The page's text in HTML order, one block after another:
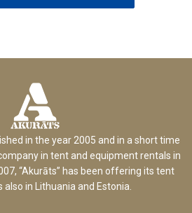
in the year 2005 and in a short time
in tent and equipment rentals in
“Akurāts” has been offering its tent
also in Lithuania and Estonia.